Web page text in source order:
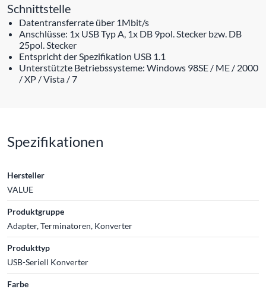
Schnittstelle
Datentransferrate über 1Mbit/s
Anschlüsse: 1x USB Typ A, 1x DB 9pol. Stecker bzw. DB
25pol. Stecker
Entspricht der Spezifikation USB 1.1
Unterstützte Betriebssysteme: Windows 98SE / ME / 2000
/ XP / Vista / 7
Spezifikationen
Hersteller
VALUE
Produktgruppe
Adapter, Terminatoren, Konverter
Produkttyp
USB-Seriell Konverter
Farbe